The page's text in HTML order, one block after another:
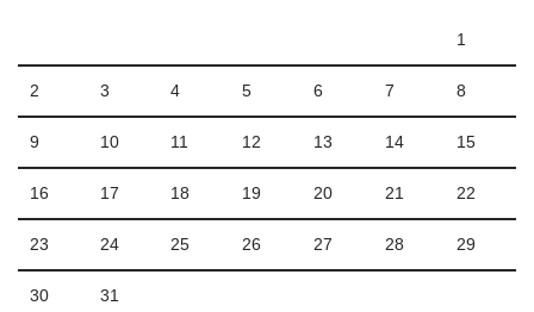
1
2 3 4 5 6 7 8
9 10 11 12 13 14 15
16 17 18 19 20 21 22
23 24 25 26 27 28 29
30 31